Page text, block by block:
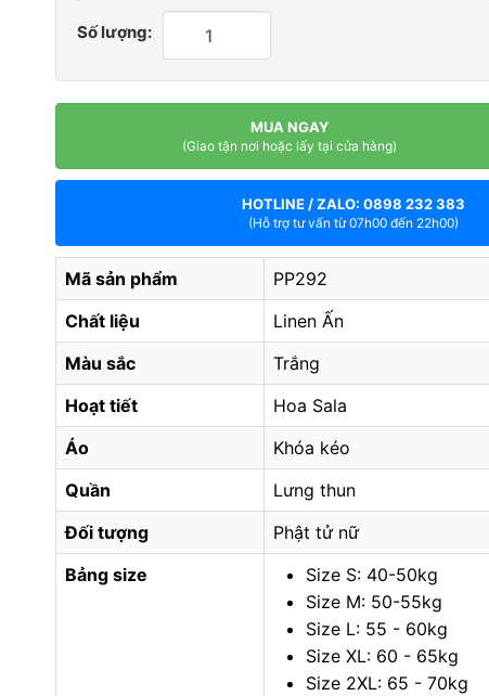
Số lượng:
MUA NGAY
(Giao tận nơi hoặc lấy tại cửa hàng)
HOTLINE / ZALO: 0898 232 383
(Hỗ trợ tư vấn từ 07h00 đến 22h00)
Mã sản phẩm
PP292
Chất liệu
Linen Ấn
Màu sắc
Trắng
Hoạt tiết
Hoa Sala
Áo
Khóa kéo
Quần
Lưng thun
Đối tượng
Phật tử nữ
Bảng size
Size S: 40-50kg
Size M: 50-55kg
Size L: 55 - 60kg
Size XL: 60 - 65kg
Size 2XL: 65 - 70kg